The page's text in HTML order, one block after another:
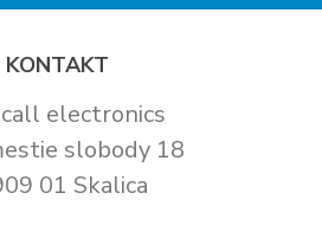
KONTAKT
electronics
slobody 18
01 Skalica